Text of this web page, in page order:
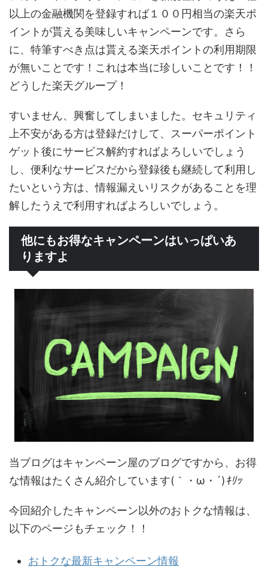
以上の金融機関を登録すれば１００円相当の楽天ポ
イントが貰える美味しいキャンペーンです。さら
に、特筆すべき点は貰える楽天ポイントの利用期限
が無いことです！これは本当に珍しいことです！！
どうした楽天グループ！
すいません、興奮してしまいました。セキュリティ
上不安がある方は登録だけして、スーパーポイント
ゲット後にサービス解約すればよろしいでしょう
し、便利なサービスだから登録後も継続して利用し
たいという方は、情報漏えいリスクがあることを理
解したうえで利用すればよろしいでしょう。
他にもお得なキャンペーンはいっぱいあ
りますよ
当ブログはキャンペーン屋のブログですから、お得
な情報はたくさん紹介しています(｀・ω・´)ｷﾘｯ
今回紹介したキャンペーン以外のおトクな情報は、
以下のページもチェック！！
おトクな最新キャンペーン情報